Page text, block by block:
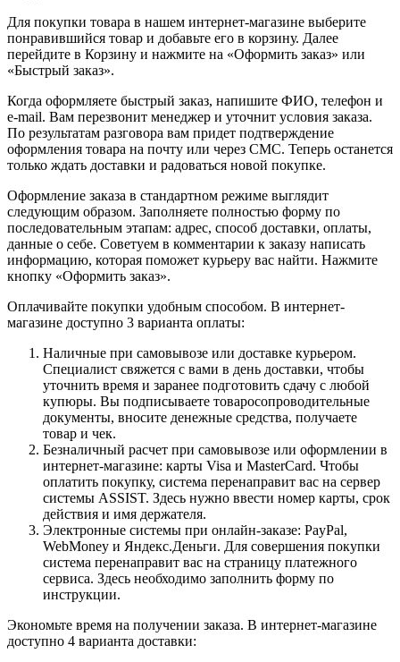
Для покупки товара в нашем интернет-магазине выберите
понравившийся товар и добавьте его в корзину. Далее
перейдите в Корзину и нажмите на «Оформить заказ» или
«Быстрый заказ».
Когда оформляете быстрый заказ, напишите ФИО, телефон и
e-mail. Вам перезвонит менеджер и уточнит условия заказа.
По результатам разговора вам придет подтверждение
оформления товара на почту или через СМС. Теперь останется
только ждать доставки и радоваться новой покупке.
Оформление заказа в стандартном режиме выглядит
следующим образом. Заполняете полностью форму по
последовательным этапам: адрес, способ доставки, оплаты,
данные о себе. Советуем в комментарии к заказу написать
информацию, которая поможет курьеру вас найти. Нажмите
кнопку «Оформить заказ».
Оплачивайте покупки удобным способом. В интернет-
магазине доступно 3 варианта оплаты:
Наличные при самовывозе или доставке курьером.
Специалист свяжется с вами в день доставки, чтобы
уточнить время и заранее подготовить сдачу с любой
купюры. Вы подписываете товаросопроводительные
документы, вносите денежные средства, получаете
товар и чек.
Безналичный расчет при самовывозе или оформлении в
интернет-магазине: карты Visa и MasterCard. Чтобы
оплатить покупку, система перенаправит вас на сервер
системы ASSIST. Здесь нужно ввести номер карты, срок
действия и имя держателя.
Электронные системы при онлайн-заказе: PayPal,
WebMoney и Яндекс.Деньги. Для совершения покупки
система перенаправит вас на страницу платежного
сервиса. Здесь необходимо заполнить форму по
инструкции.
Экономьте время на получении заказа. В интернет-магазине
доступно 4 варианта доставки: